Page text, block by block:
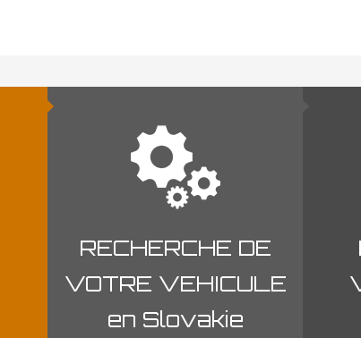
RECHERCHE DE
VOTRE VEHICULE
en Slovakie